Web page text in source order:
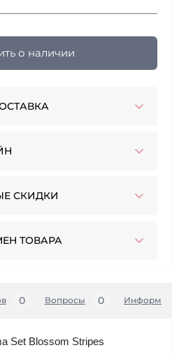
о наличии
СКИДКИ
ТОВАРА
0 Вопросы 0
Set Blossom Stripes